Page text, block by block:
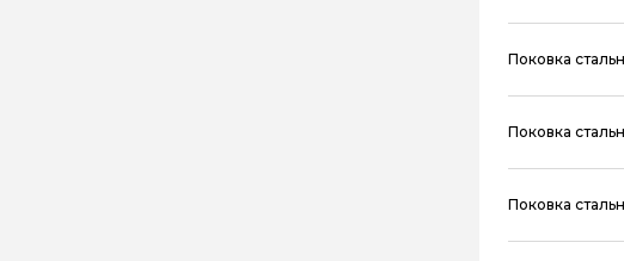
Поковка
Поковка
Поковка